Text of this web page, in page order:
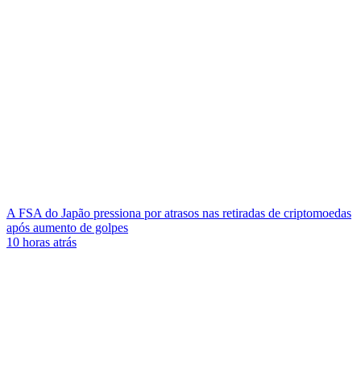
A FSA do Japão pressiona por atrasos nas retiradas de criptomoedas
após aumento de golpes
10 horas atrás